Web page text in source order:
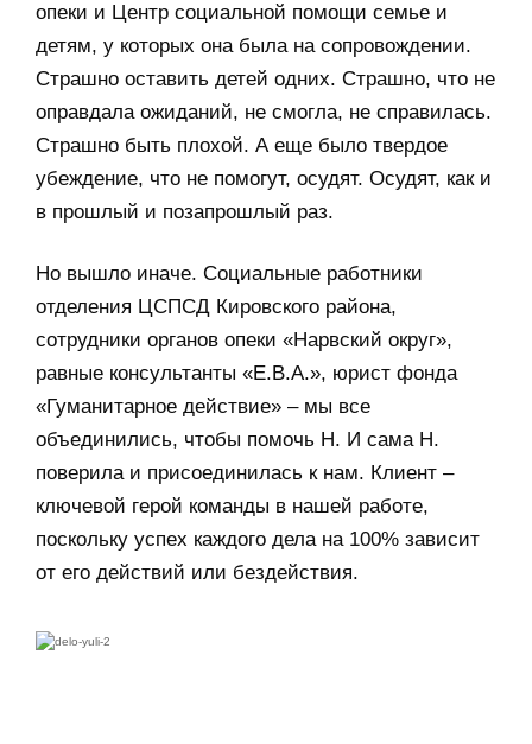
опеки и Центр социальной помощи семье и
детям, у которых она была на сопровождении.
Страшно оставить детей одних. Страшно, что не
оправдала ожиданий, не смогла, не справилась.
Страшно быть плохой. А еще было твердое
убеждение, что не помогут, осудят. Осудят, как и
в прошлый и позапрошлый раз.
Но вышло иначе. Социальные работники
отделения ЦСПСД Кировского района,
сотрудники органов опеки «Нарвский округ»,
равные консультанты «Е.В.А.», юрист фонда
«Гуманитарное действие» – мы все
объединились, чтобы помочь Н. И сама Н.
поверила и присоединилась к нам. Клиент –
ключевой герой команды в нашей работе,
поскольку успех каждого дела на 100% зависит
от его действий или бездействия.